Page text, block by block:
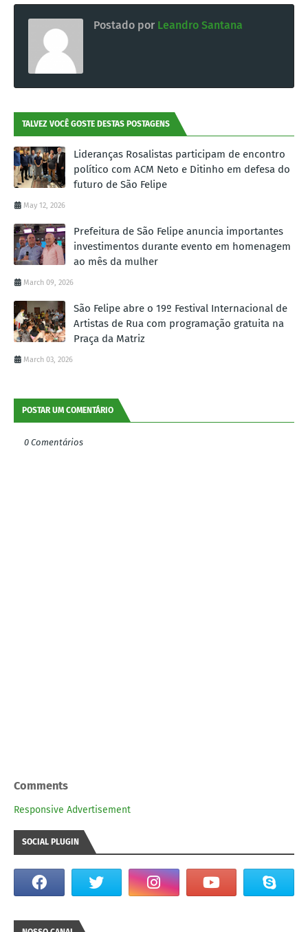
Postado por Leandro Santana
TALVEZ VOCÊ GOSTE DESTAS POSTAGENS
Lideranças Rosalistas participam de encontro
político com ACM Neto e Ditinho em defesa do
futuro de São Felipe
May 12, 2026
Prefeitura de São Felipe anuncia importantes
investimentos durante evento em homenagem
ao mês da mulher
March 09, 2026
São Felipe abre o 19º Festival Internacional de
Artistas de Rua com programação gratuita na
Praça da Matriz
March 03, 2026
POSTAR UM COMENTÁRIO
0 Comentários
Comments
Responsive Advertisement
SOCIAL PLUGIN